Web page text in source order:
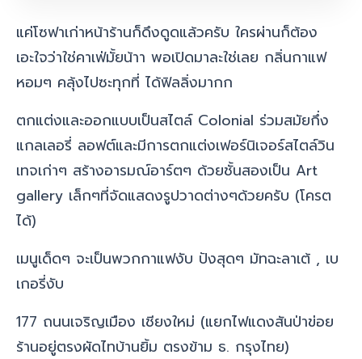
แค่โซฟาเก่าหน้าร้านก็ดึงดูดแล้วครับ ใครผ่านก็ต้อง
เอะใจว่าใช่คาเฟ่มั้ยน้าา พอเปิดมาละใช่เลย กลิ่นกาแฟ
หอมๆ คลุ้งไปซะทุกที่ ได้ฟิลลิ่งมากก
ตกแต่งและออกแบบเป็นสไตล์ Colonial ร่วมสมัยกึ่ง
แกลเลอรี่ ลอฟต์และมีการตกแต่งเฟอร์นิเจอร์สไตล์วิน
เทจเก่าๆ สร้างอารมณ์อาร์ตๆ ด้วยชั้นสองเป็น Art
gallery เล็กๆที่จัดแสดงรูปวาดต่างๆด้วยครับ (โครต
ได้)
เมนูเด็ดๆ จะเป็นพวกกาแฟงับ ปังสุดๆ มัทฉะลาเต้ , เบ
เกอรี่งับ
177 ถนนเจริญเมือง เชียงใหม่ (แยกไฟแดงสันป่าข่อย
ร้านอยู่ตรงผัดไทบ้านยิ้ม ตรงข้าม ธ. กรุงไทย)